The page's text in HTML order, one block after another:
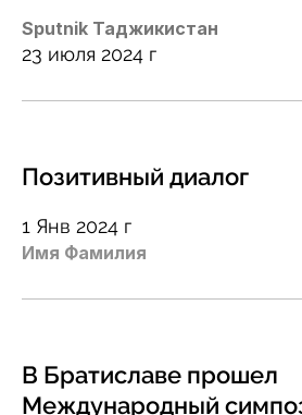
Sputnik Таджикистан
23 июля 2024 г
Позитивный диалог
1 Янв 2024 г
Имя Фамилия
В Братиславе прошел
Международный